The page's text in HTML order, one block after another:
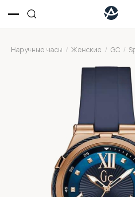
Наручные часы / Женские / GC /